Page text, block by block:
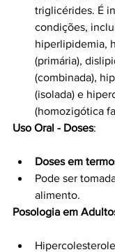
triglicérides. É
condições,
hiperlipidemia,
(primária),
(combinada),
(isolada) e
(homozigótica
Uso Oral - Doses:
Doses em
Pode ser
alimento.
Posologia em